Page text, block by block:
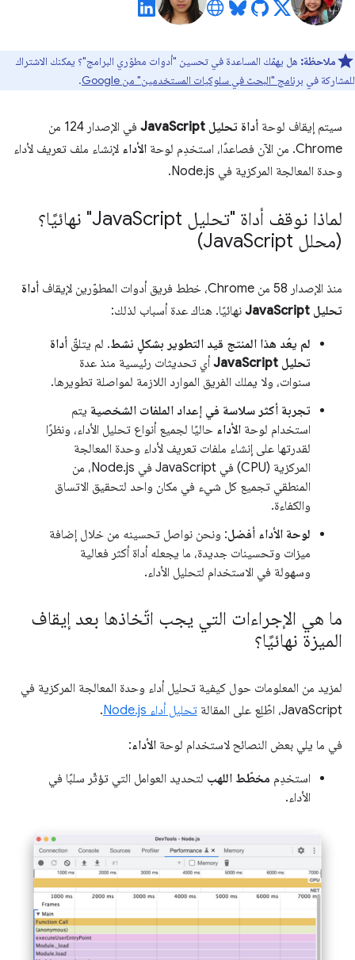
ملاحظة: هل يهمّك المساعدة في تحسين "أدوات مطوّري البرامج"؟ يمكنك الاشتراك
للمشاركة في برنامج "البحث في سلوكيات المستخدمين" من Google .
سيتم إيقاف لوحة أداة تحليل JavaScript
في الإصدار 124 من
Chrome. من الآن فصاعدًا، استخدِم لوحة
الأداء لإنشاء ملف تعريف لأداء
وحدة المعالجة المركزية في Node.js.
لماذا نوقف أداة "تحليل Java
Script" نهائيًا؟
(محلل Java Script)
منذ الإصدار 58 من Chrome، خطط فريق أدوات المطوّرين لإيقاف
أداة
تحليل JavaScript
نهائيًا. هناك عدة أسباب لذلك:
لم يعُد هذا المنتج قيد التطوير بشكلٍ نشط. لم يتلقّ أداة
تحليل JavaScript
أي تحديثات رئيسية منذ عدة
سنوات، ولا يملك الفريق الموارد اللازمة لمواصلة تطويرها.
تجربة أكثر سلاسة في إعداد الملفات الشخصية يتم
استخدام لوحة الأداء حاليًا لجميع أنواع تحليل الأداء، ونظرًا
لقدرتها على إنشاء ملفات تعريف لأداء وحدة المعالجة
المركزية (CPU) في JavaScript في Node.js، من
المنطقي تجميع كل شيء في مكان واحد لتحقيق الاتساق
والكفاءة.
لوحة الأداء أفضل: ونحن نواصل تحسينه من خلال إضافة
ميزات وتحسينات جديدة، ما يجعله أداة أكثر فعالية
وسهولة في الاستخدام لتحليل الأداء.
ما هي الإجراءات التي يجب اتّخاذها بعد إيقاف
الميزة نهائيًا؟
لمزيد من المعلومات حول كيفية تحليل أداء وحدة المعالجة المركزية في
JavaScript، اطّلِع على المقالة
تحليل أداء Node.js .
في ما يلي بعض النصائح لاستخدام لوحة الأداء:
استخدِم مخطّط اللهب لتحديد العوامل التي تؤثّر سلبًا في
الأداء.